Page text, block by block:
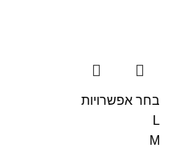
בחר אפשרויות
L
M